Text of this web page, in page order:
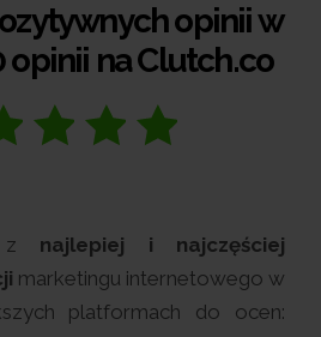
opinii w
opinii na Clutch.co
z najlepiej i najczęściej
marketingu internetowego w
platformach do ocen: